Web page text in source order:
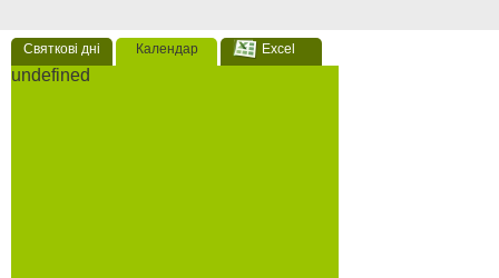
Святкові дні Календар Excel
undefined